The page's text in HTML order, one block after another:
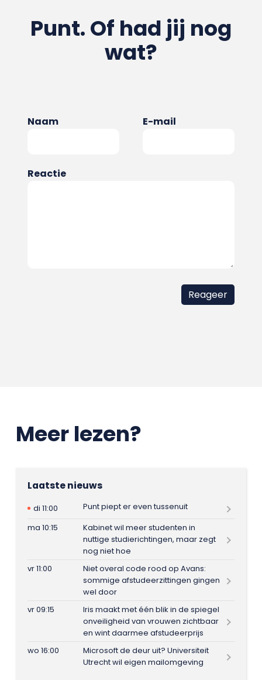
Punt. Of had jij nog
wat?
Naam E-mail
Reactie
Meer lezen?
Laatste nieuws
di 11:00
Punt piept er even tussenuit
ma 10:15
Kabinet wil meer studenten in
nuttige studierichtingen, maar zegt
nog niet hoe
vr 11:00
Niet overal code rood op Avans:
sommige afstudeerzittingen gingen
wel door
vr 09:15
Iris maakt met één blik in de spiegel
onveiligheid van vrouwen zichtbaar
en wint daarmee afstudeerprijs
wo 16:00
Microsoft de deur uit? Universiteit
Utrecht wil eigen mailomgeving